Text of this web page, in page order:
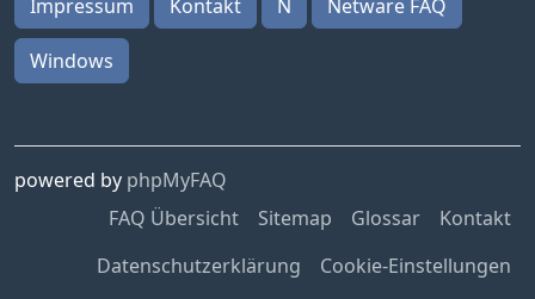
Impressum Kontakt N Netware FAQ
Windows
powered by phpMyFAQ
FAQ Übersicht
Sitemap Glossar
Kontakt
Datenschutzerklärung
Cookie-Einstellungen